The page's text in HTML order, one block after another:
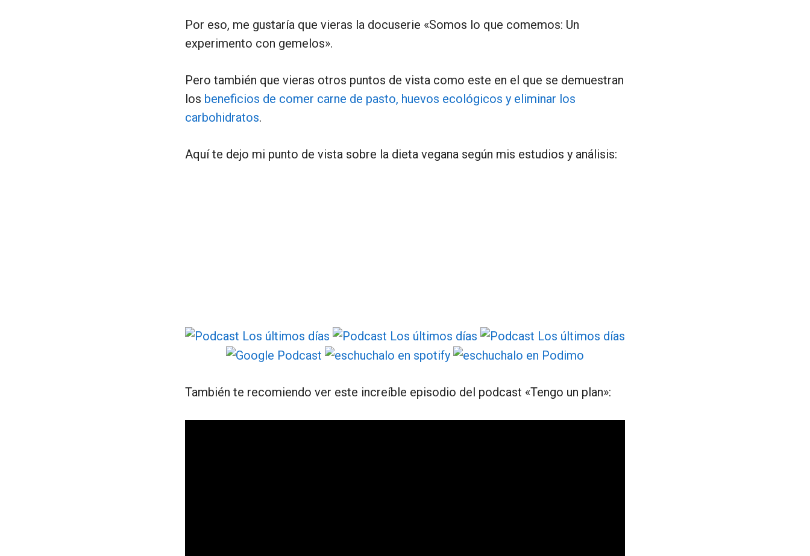
Por eso, me gustaría que vieras la docuserie «Somos lo que comemos: Un
experimento con gemelos».
Pero también que vieras otros puntos de vista como este en el que se demuestran
los beneficios de comer carne de pasto, huevos ecológicos y eliminar los
carbohidratos.
Aquí te dejo mi punto de vista sobre la dieta vegana según mis estudios y análisis:
También te recomiendo ver este increíble episodio del podcast «Tengo un plan»: